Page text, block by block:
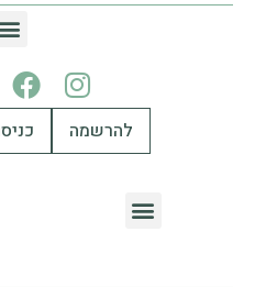
להרשמה